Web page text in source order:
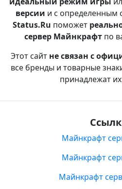
версии и с определенным
Status.Ru поможет
сервер Майнкрафт по
Этот сайт не связан с
все бренды и товарные
принадлежат
Майнкрафт
Майнкрафт
Майнкрафт